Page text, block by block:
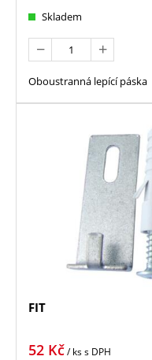
Skladem
Oboustranná lepící páska
FIT
52 Kč/ kss DPH